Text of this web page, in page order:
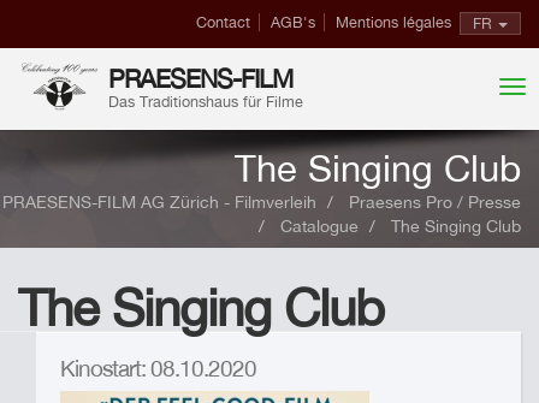
FR
Contact AGB's Mentions légales
PRAESENS-FILM
Das Traditionshaus für Filme
The Singing Club
PRAESENS-FILM AG Zürich - Filmverleih
Praesens Pro / Presse
Catalogue
The Singing Club
The Singing Club
Kinostart: 08.10.2020